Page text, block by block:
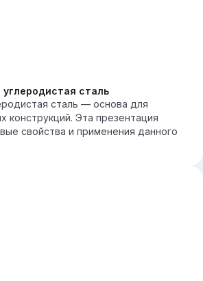
сталь
сталь — основа для
конструкций. Эта презентация
свойства и применения данного